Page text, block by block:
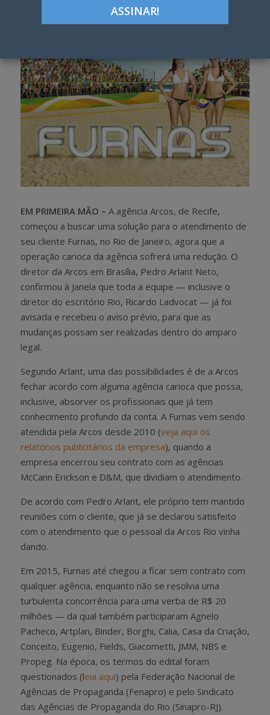
EM PRIMEIRA MÃO – A agência Arcos, de Recife,
começou a buscar uma solução para o atendimento de
seu cliente Furnas, no Rio de Janeiro, agora que a
operação carioca da agência sofrerá uma redução. O
diretor da Arcos em Brasília, Pedro Arlant Neto,
confirmou à Janela que toda a equipe — inclusive o
diretor do escritório Rio, Ricardo Ladvocat — já foi
avisada e recebeu o aviso prévio, para que as
mudanças possam ser realizadas dentro do amparo
legal.
Segundo Arlant, uma das possibilidades é de a Arcos
fechar acordo com alguma agência carioca que possa,
inclusive, absorver os profissionais que já tem
conhecimento profundo da conta. A Furnas vem sendo
atendida pela Arcos desde 2010 (veja aqui os
relatórios publicitários da empresa), quando a
empresa encerrou seu contrato com as agências
McCann Erickson e D&M, que dividiam o atendimento.
De acordo com Pedro Arlant, ele próprio tem mantido
reuniões com o cliente, que já se declarou satisfeito
com o atendimento que o pessoal da Arcos Rio vinha
dando.
Em 2015, Furnas até chegou a ficar sem contrato com
qualquer agência, enquanto não se resolvia uma
turbulenta concorrência para uma verba de R$ 20
milhões — da qual também participaram Agnelo
Pacheco, Artplan, Binder, Borghi, Calia, Casa da Criação,
Conceito, Eugenio, Fields, Giacometti, JMM, NBS e
Propeg. Na época, os termos do edital foram
questionados (leia aqui) pela Federação Nacional de
Agências de Propaganda (Fenapro) e pelo Sindicato
das Agências de Propaganda do Rio (Sinapro-RJ).